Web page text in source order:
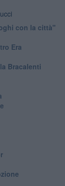
con la città"
Era
Bracalenti